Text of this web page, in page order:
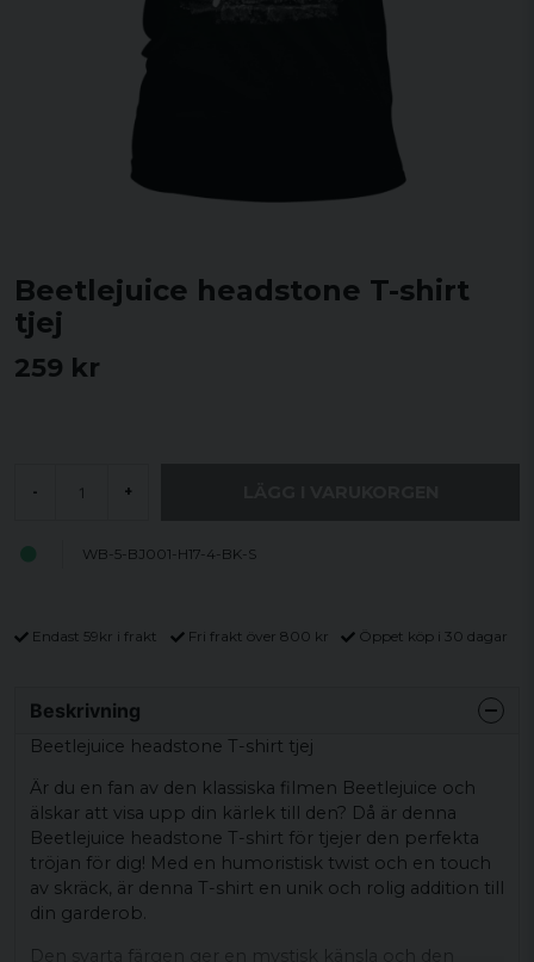
Beetlejuice headstone T-shirt
tjej
259 kr
- +
WB-5-BJ001-H17-4-BK-S
Endast 59kr i frakt Fri frakt över 800 kr Öppet köp i 30 dagar
Beskrivning
Beetlejuice headstone T-shirt tjej
Är du en fan av den klassiska filmen Beetlejuice och
älskar att visa upp din kärlek till den? Då är denna
Beetlejuice headstone T-shirt för tjejer den perfekta
tröjan för dig! Med en humoristisk twist och en touch
av skräck, är denna T-shirt en unik och rolig addition till
din garderob.
Den svarta färgen ger en mystisk känsla och den